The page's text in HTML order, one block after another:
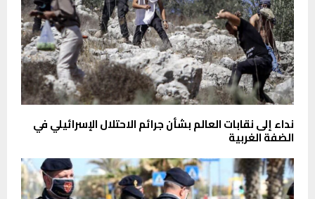
نداء إلى نقابات العالم بشأن جرائم الاحتلال الإسرائيلي في
الضفة الغربية